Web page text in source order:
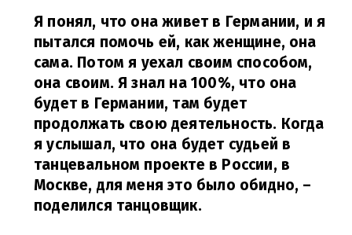
Я понял, что она живет в Германии, и я
пытался помочь ей, как женщине, она
сама. Потом я уехал своим способом,
она своим. Я знал на 100%, что она
будет в Германии, там будет
продолжать свою деятельность. Когда
я услышал, что она будет судьей в
танцевальном проекте в России, в
Москве, для меня это было обидно, –
поделился танцовщик.